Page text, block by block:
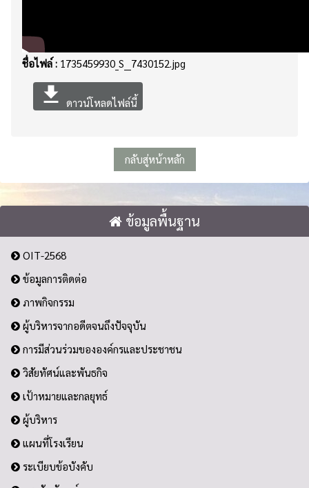
ชื่อไฟล์ : 1735459930_S__7430152.jpg
file_download ดาวน์โหลดไฟล์นี้
กลับสู่หน้าหลัก
ข้อมูลพื้นฐาน
OIT-2568
ข้อมูลการติดต่อ
ภาพกิจกรรม
ผู้บริหารจากอดีตจนถึงปัจจุบัน
การมีส่วนร่วมขององค์กรและประชาชน
วิสัยทัศน์และพันธกิจ
เป้าหมายและกลยุทธ์
ผู้บริหาร
แผนที่โรงเรียน
ระเบียบข้อบังคับ